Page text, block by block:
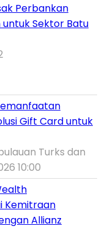
Perbankan
Sektor Batu
Gift Card untuk
Turks dan
10:00
Kemitraan
Allianz